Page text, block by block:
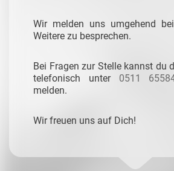
Wir melden uns umgehend
Weitere zu besprechen.
Bei Fragen zur Stelle kannst du
telefonisch unter 0511
melden.
Wir freuen uns auf Dich!